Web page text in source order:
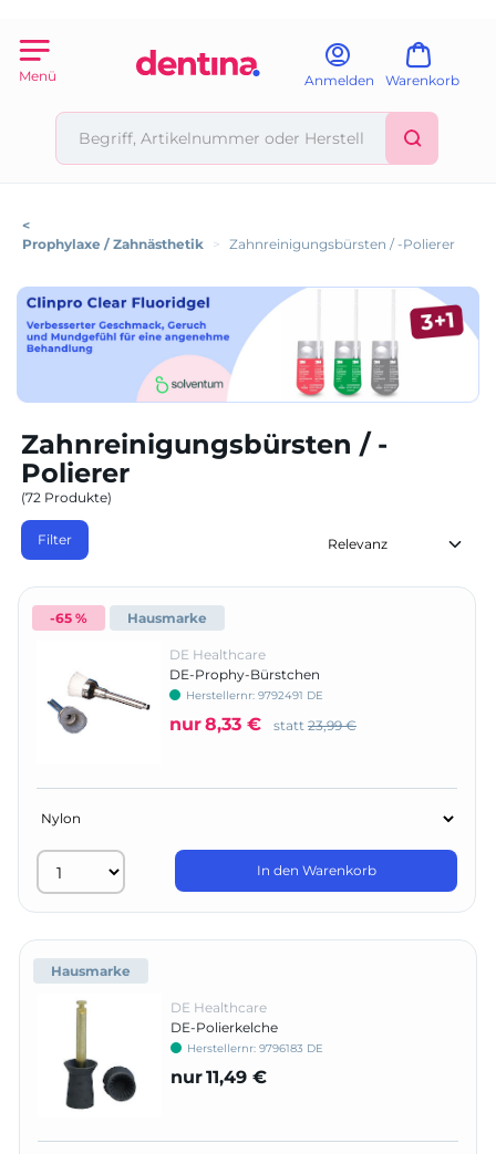
Menü Anmelden Warenkorb
<
Prophylaxe / Zahnästhetik > Zahnreinigungsbürsten / -Polierer
Zahnreinigungsbürsten / -
Polierer
(72 Produkte)
Filter
-65 % Hausmarke
DE Healthcare
DE-Prophy-Bürstchen
Herstellernr: 9792491 DE
nur8,33 € statt 23,99 €
In den Warenkorb
Hausmarke
DE Healthcare
DE-Polierkelche
Herstellernr: 9796183 DE
nur11,49 €